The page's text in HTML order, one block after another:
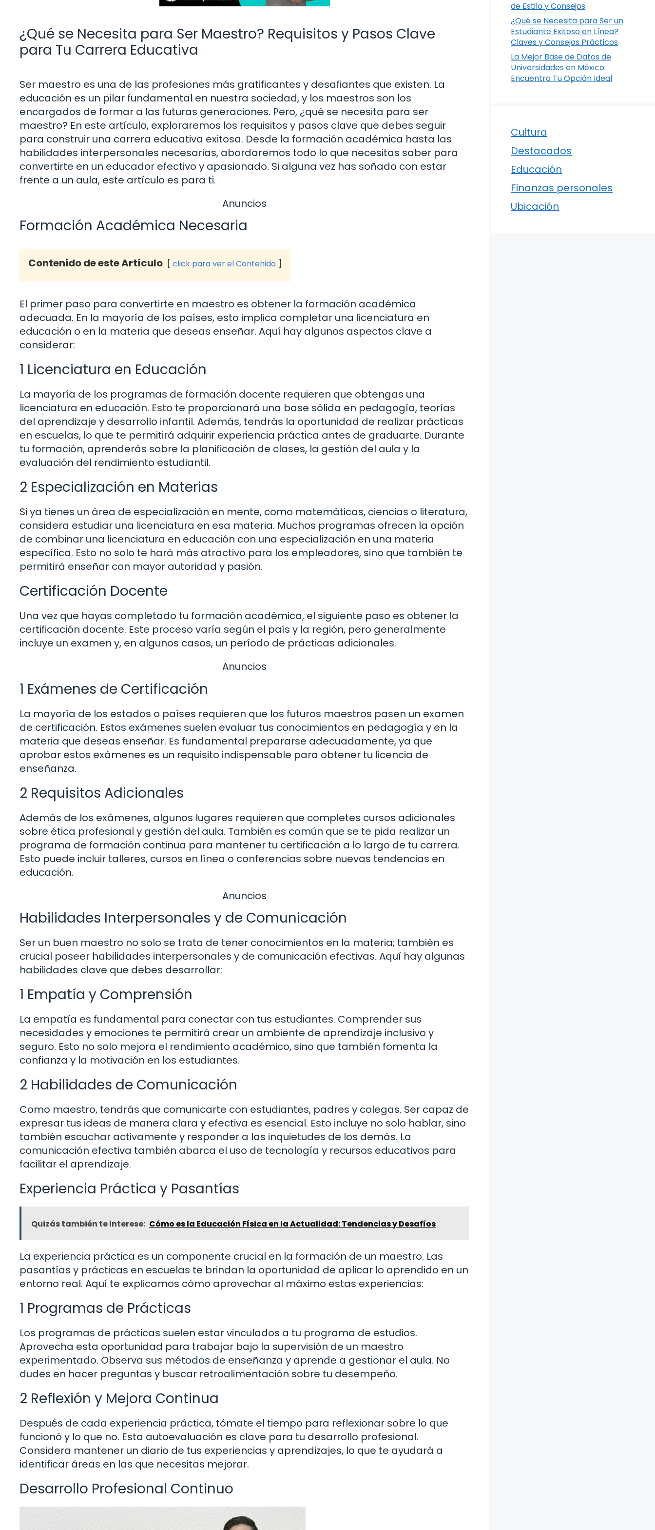
¿Qué se Necesita para Ser Maestro? Requisitos y Pasos Clave
para Tu Carrera Educativa
Ser maestro es una de las profesiones más gratificantes y desafiantes que existen. La
educación es un pilar fundamental en nuestra sociedad, y los maestros son los
encargados de formar a las futuras generaciones. Pero, ¿qué se necesita para ser
maestro? En este artículo, exploraremos los requisitos y pasos clave que debes seguir
para construir una carrera educativa exitosa. Desde la formación académica hasta las
habilidades interpersonales necesarias, abordaremos todo lo que necesitas saber para
convertirte en un educador efectivo y apasionado. Si alguna vez has soñado con estar
frente a un aula, este artículo es para ti.
Anuncios
Formación Académica Necesaria
Contenido de este Artículo click para ver el Contenido
El primer paso para convertirte en maestro es obtener la formación académica
adecuada. En la mayoría de los países, esto implica completar una licenciatura en
educación o en la materia que deseas enseñar. Aquí hay algunos aspectos clave a
considerar:
1 Licenciatura en Educación
La mayoría de los programas de formación docente requieren que obtengas una
licenciatura en educación. Esto te proporcionará una base sólida en pedagogía, teorías
del aprendizaje y desarrollo infantil. Además, tendrás la oportunidad de realizar prácticas
en escuelas, lo que te permitirá adquirir experiencia práctica antes de graduarte. Durante
tu formación, aprenderás sobre la planificación de clases, la gestión del aula y la
evaluación del rendimiento estudiantil.
2 Especialización en Materias
Si ya tienes un área de especialización en mente, como matemáticas, ciencias o literatura,
considera estudiar una licenciatura en esa materia. Muchos programas ofrecen la opción
de combinar una licenciatura en educación con una especialización en una materia
específica. Esto no solo te hará más atractivo para los empleadores, sino que también te
permitirá enseñar con mayor autoridad y pasión.
Certificación Docente
Una vez que hayas completado tu formación académica, el siguiente paso es obtener la
certificación docente. Este proceso varía según el país y la región, pero generalmente
incluye un examen y, en algunos casos, un período de prácticas adicionales.
Anuncios
1 Exámenes de Certificación
La mayoría de los estados o países requieren que los futuros maestros pasen un examen
de certificación. Estos exámenes suelen evaluar tus conocimientos en pedagogía y en la
materia que deseas enseñar. Es fundamental prepararse adecuadamente, ya que
aprobar estos exámenes es un requisito indispensable para obtener tu licencia de
enseñanza.
2 Requisitos Adicionales
Además de los exámenes, algunos lugares requieren que completes cursos adicionales
sobre ética profesional y gestión del aula. También es común que se te pida realizar un
programa de formación continua para mantener tu certificación a lo largo de tu carrera.
Esto puede incluir talleres, cursos en línea o conferencias sobre nuevas tendencias en
educación.
Anuncios
Habilidades Interpersonales y de Comunicación
Ser un buen maestro no solo se trata de tener conocimientos en la materia; también es
crucial poseer habilidades interpersonales y de comunicación efectivas. Aquí hay algunas
habilidades clave que debes desarrollar:
1 Empatía y Comprensión
La empatía es fundamental para conectar con tus estudiantes. Comprender sus
necesidades y emociones te permitirá crear un ambiente de aprendizaje inclusivo y
seguro. Esto no solo mejora el rendimiento académico, sino que también fomenta la
confianza y la motivación en los estudiantes.
2 Habilidades de Comunicación
Como maestro, tendrás que comunicarte con estudiantes, padres y colegas. Ser capaz de
expresar tus ideas de manera clara y efectiva es esencial. Esto incluye no solo hablar, sino
también escuchar activamente y responder a las inquietudes de los demás. La
comunicación efectiva también abarca el uso de tecnología y recursos educativos para
facilitar el aprendizaje.
Experiencia Práctica y Pasantías
Quizás también te interese: Cómo es la Educación Física en la Actualidad: Tendencias y Desafíos
La experiencia práctica es un componente crucial en la formación de un maestro. Las
pasantías y prácticas en escuelas te brindan la oportunidad de aplicar lo aprendido en un
entorno real. Aquí te explicamos cómo aprovechar al máximo estas experiencias:
1 Programas de Prácticas
Los programas de prácticas suelen estar vinculados a tu programa de estudios.
Aprovecha esta oportunidad para trabajar bajo la supervisión de un maestro
experimentado. Observa sus métodos de enseñanza y aprende a gestionar el aula. No
dudes en hacer preguntas y buscar retroalimentación sobre tu desempeño.
2 Reflexión y Mejora Continua
Después de cada experiencia práctica, tómate el tiempo para reflexionar sobre lo que
funcionó y lo que no. Esta autoevaluación es clave para tu desarrollo profesional.
Considera mantener un diario de tus experiencias y aprendizajes, lo que te ayudará a
identificar áreas en las que necesitas mejorar.
Desarrollo Profesional Continuo
de Estilo y Consejos
¿Qué se Necesita para Ser un
Estudiante Exitoso en Línea?
Claves y Consejos Prácticos
La Mejor Base de Datos de
Universidades en México:
Encuentra Tu Opción Ideal
Cultura
Destacados
Educación
Finanzas personales
Ubicación